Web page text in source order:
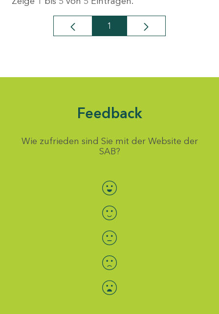
Seite
1
Feedback
Wie zufrieden sind Sie mit der Website der
SAB?
Bewertung auswählen